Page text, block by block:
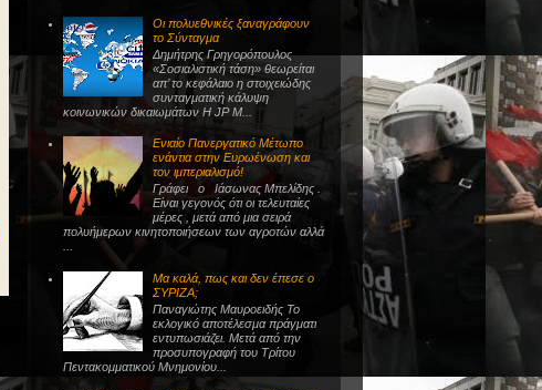
Οι πολυεθνικές ξαναγράφουν
το Σύνταγμα
Δημήτρης Γρηγορόπουλος
«Σοσιαλιστική τάση» θεωρείται
απ’ το κεφάλαιο η στοιχειώδης
συνταγματική κάλυψη
κοινωνικών δικαιωμάτων Η JP M...
Ενιαίο Πανεργατικό Μέτωπο
ενάντια στην Ευρωένωση και
τον ιμπεριαλισμό!
Γράφει ο Ιάσωνας Μπελίδης .
Είναι γεγονός ότι οι τελευταίες
μέρες , μετά από μια σειρά
πολυήμερων κινητοποιήσεων των αγροτών αλλά
Μα καλά, πως και δεν έπεσε ο
ΣΥΡΙΖΑ;
Παναγιώτης Μαυροειδής Το
εκλογικό αποτέλεσμα πράγματι
εντυπωσιάζει. Μετά από την
προσυπογραφή του Τρίτου
Πεντακομματικού Μνημονίου...